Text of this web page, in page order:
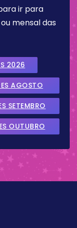
ir para
mensal das
2026
AGOSTO
SETEMBRO
OUTUBRO